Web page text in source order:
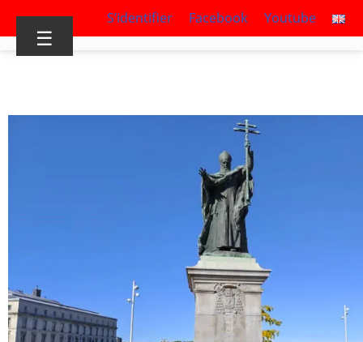
S’identifier Facebook Youtube
☰